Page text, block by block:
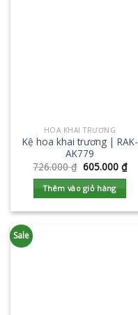
HOA KHAI TRƯƠNG
Kệ hoa khai trương | RAK-
AK779
726.000₫ 605.000 ₫
Thêm vào giỏ hàng
Sale